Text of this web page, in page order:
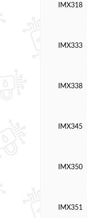
IMX318
IMX333
IMX338
IMX345
IMX350
IMX351